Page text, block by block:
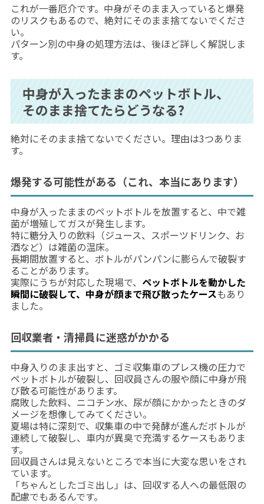
これが一番厄介です。中身がそのまま入っていると爆発
のリスクもあるので、絶対にそのまま捨てないでくださ
い。
パターン別の中身の処理方法は、後ほど詳しく解説しま
す。
中身が入ったままのペットボトル、
そのまま捨てたらどうなる?
絶対にそのまま捨てないでください。理由は3つありま
す。
爆発する可能性がある（これ、本当にあります）
中身が入ったままのペットボトルを放置すると、中で雑
菌が増殖してガスが発生します。
特に糖分入りの飲料（ジュース、スポーツドリンク、お
酒など）は雑菌の温床。
長期間放置すると、ボトルがパンパンに膨らんで破裂す
ることがあります。
実際にうちが対応した現場で、 ペットボトルを動かした
瞬間に破裂して、中身が顔まで飛び散ったケースもあり
ました。
回収業者・清掃員に迷惑がかかる
中身入りのまま出すと、ゴミ収集車のプレス機の圧力で
ペットボトルが破裂し、回収員さんの服や顔に中身が飛
び散る可能性があります。
腐敗した飲料、ニコチン水、尿が顔にかかったときのダ
メージを想像してみてください。
夏場は特に深刻で、収集車の中で発酵が進んだボトルが
連続して破裂し、車内が異臭で充満するケースもありま
す。
回収員さんは見えないところで本当に大変な思いをされ
ています。
「ちゃんとしたゴミ出し」は、回収する人への最低限の
配慮でもあるんです。